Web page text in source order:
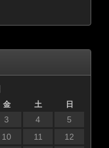
金 土 日
3 4
5
10 11
12